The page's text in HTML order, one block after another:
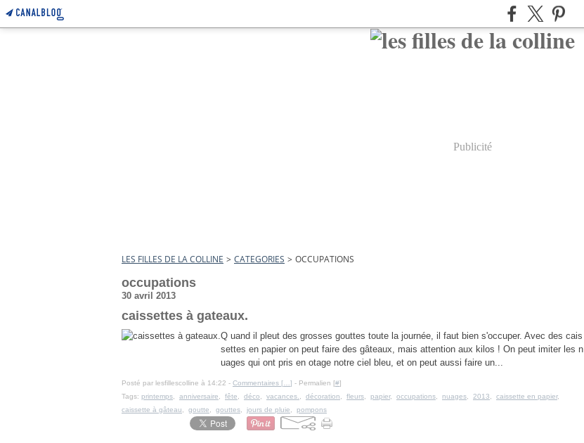
Publicité
LES FILLES DE LA COLLINE > CATEGORIES > OCCUPATIONS
occupations
30 avril 2013
caissettes à gateaux.
Q uand il pleut des grosses gouttes toute la journée, il faut bien s'occuper. Avec des cais
settes en papier on peut faire des gâteaux, mais attention aux kilos ! On peut imiter les n
uages qui ont pris en otage notre ciel bleu, et on peut aussi faire un...
Posté par lesfillescolline à 14:22 - Commentaires [ ] - Permalien [#]
Tags: printemps anniversaire fête déco vacances. décoration fleurs papier, occupations nuages 2013 caissette en papier,
caissette à gâteau
goutte gouttes jours de pluie pompons